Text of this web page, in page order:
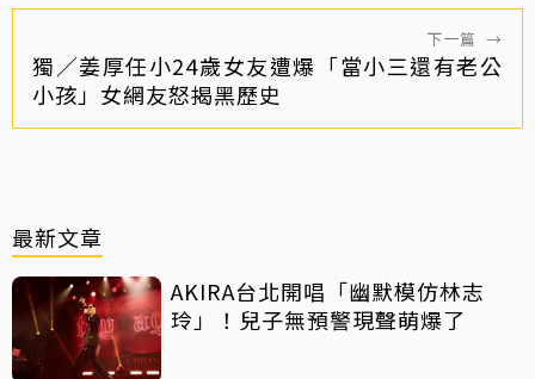
下一篇 →
獨／姜厚任小24歲女友遭爆「當小三還有老公
小孩」女網友怒揭黑歷史
最新文章
AKIRA台北開唱「幽默模仿林志
玲」！兒子無預警現聲萌爆了